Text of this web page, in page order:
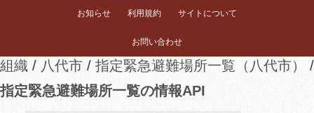
お知らせ 利用規約 サイトについて
お問い合わせ
組織 八代市
指定緊急避難場所一覧（八代市）
指定緊急避難場所一覧の情報API